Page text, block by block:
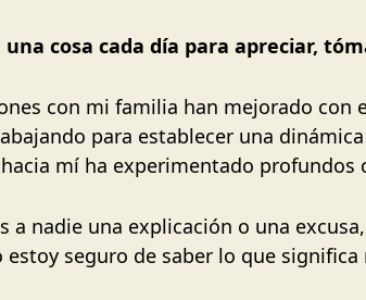
una cosa cada día para apreciar,
con mi familia han mejorado con
para establecer una
mí ha experimentado profundos
a nadie una explicación o una
estoy seguro de saber lo que